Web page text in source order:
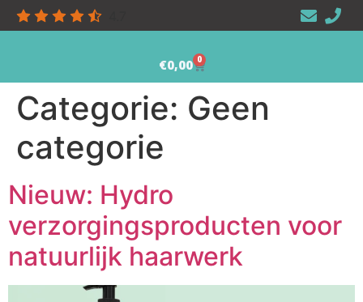
€0,00 0
Categorie: Geen
categorie
Nieuw: Hydro
verzorgingsproducten voor
natuurlijk haarwerk